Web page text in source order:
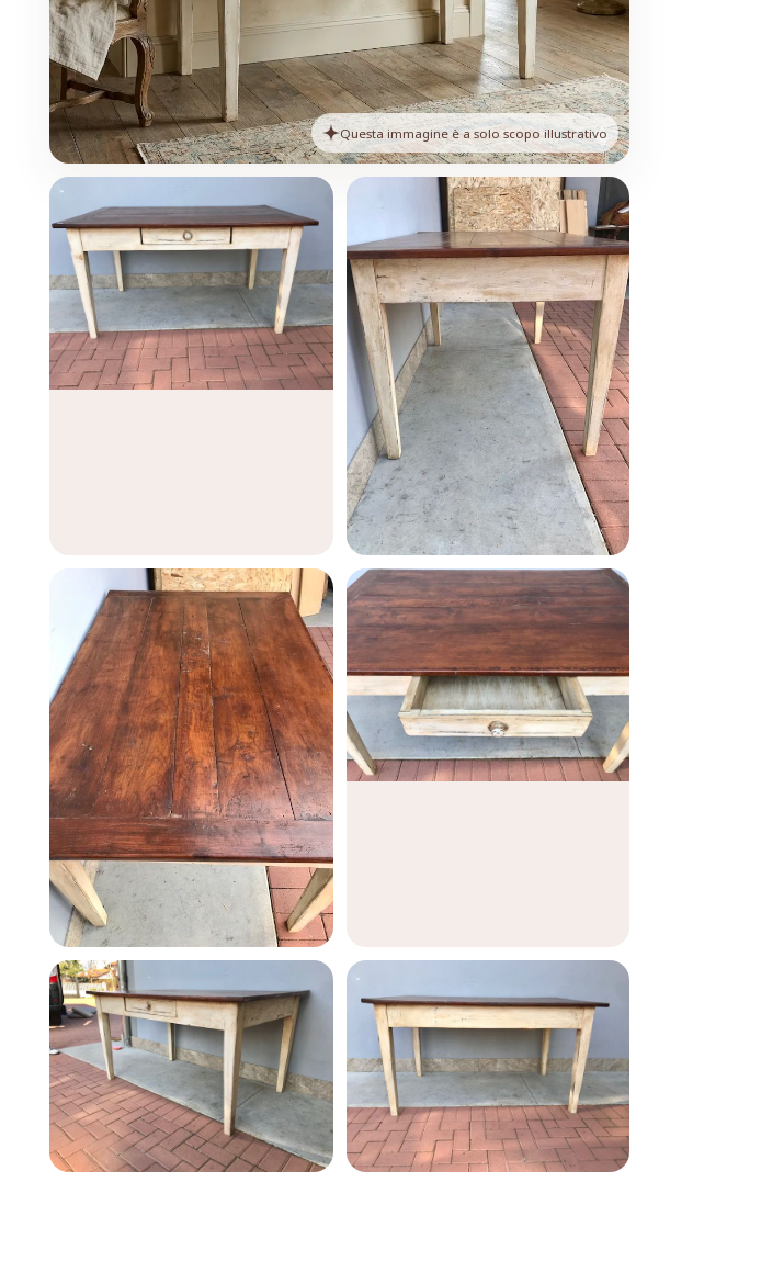
Questa immagine è a solo scopo illustrativo